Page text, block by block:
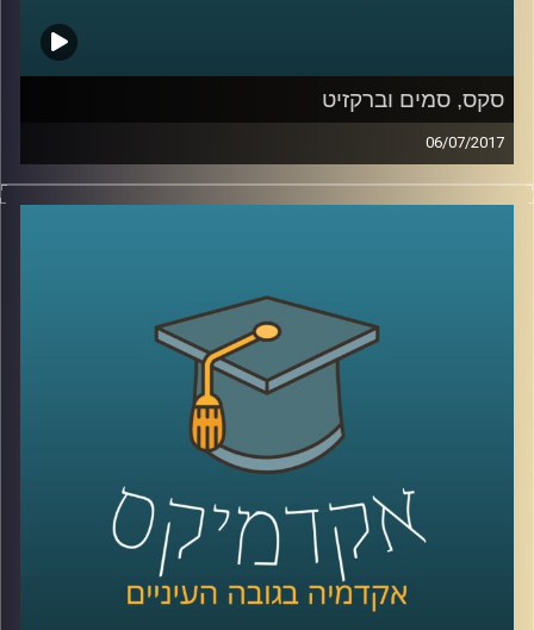
סקס, סמים וברקזיט
06/07/2017
מדוע צעירי שנות השישים כל כך זעמו על דור
הצעירה שנשבה באותם שנים, משווה בין
הפופולריות של פינק פלויד לעומת מרי פופינס
וגם עומד על הקשר של כל זה לברקזיט
AudioVersity